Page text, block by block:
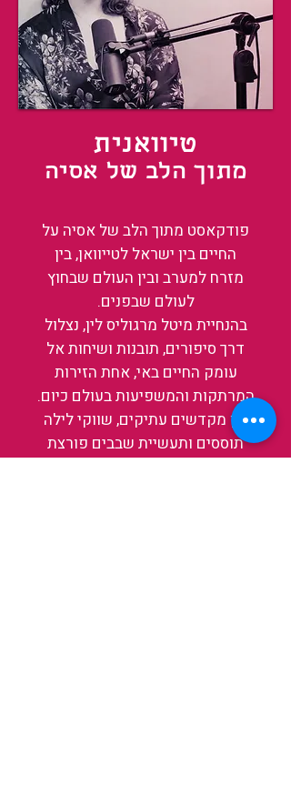
טיוואנית
מתוך הלב של אסיה
פודקאסט מתוך הלב של אסיה על
החיים בין ישראל לטייוואן, בין
מזרח למערב ובין העולם שבחוץ
לעולם שבפנים.
בהנחיית מיטל מרגוליס לין, נצלול
דרך סיפורים, תובנות ושיחות אל
עומק החיים באי, אחת הזירות
המרתקות והמשפיעות בעולם כיום.
בין מקדשים עתיקים, שווקי לילה
תוססים ותעשיית שבבים פורצת